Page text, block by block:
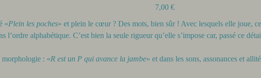
7,00 €
«Plein les poches» et plein le cœur ? Des mots, bien sûr ! Avec lesquels elle joue,
l’ordre alphabétique. C’est bien la seule rigueur qu’elle s’impose car, passé ce
morphologie : «R est un P qui avance la jambe» et dans les sons, assonances et